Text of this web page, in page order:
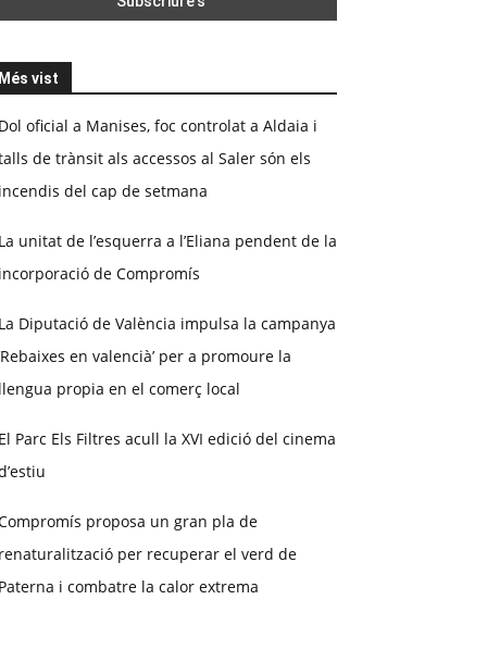
Més vist
Dol oficial a Manises, foc controlat a Aldaia i
de trànsit als accessos al Saler són els
incendis del cap de setmana
La unitat de l’esquerra a l’Eliana pendent de la
incorporació de Compromís
La Diputació de València impulsa la campanya
en valencià’ per a promoure la
llengua propia en el comerç local
El Parc Els Filtres acull la XVI edició del cinema
proposa un gran pla de
renaturalització per recuperar el verd de
Paterna i combatre la calor extrema